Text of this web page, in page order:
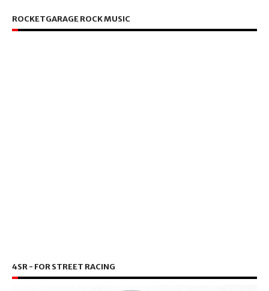
ROCKETGARAGE ROCK MUSIC
4SR - FOR STREET RACING